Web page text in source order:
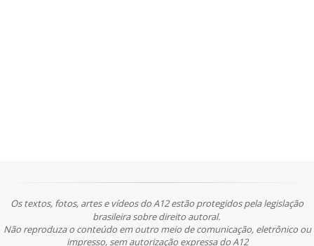
Os textos, fotos, artes e vídeos do A12 estão protegidos pela legislação
brasileira sobre direito autoral.
Não reproduza o conteúdo em outro meio de comunicação, eletrônico ou
impresso, sem autorização expressa do A12